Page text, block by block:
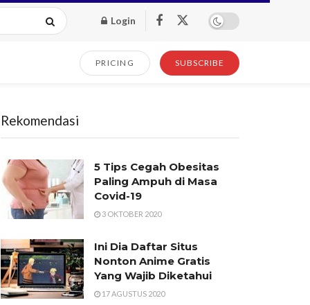
Login
PRICING SUBSCRIBE
Rekomendasi
5 Tips Cegah Obesitas
Paling Ampuh di Masa
Covid-19
3 OKTOBER 2020
Ini Dia Daftar Situs
Nonton Anime Gratis
Yang Wajib Diketahui
17 AGUSTUS 2020